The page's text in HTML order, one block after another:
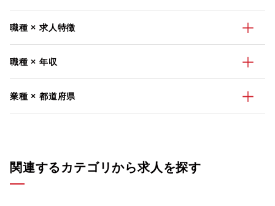
職種 × 求人特徴
職種 × 年収
業種 × 都道府県
関連するカテゴリから求人を探す